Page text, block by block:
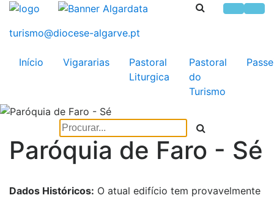
Início Vigararias
Pastoral
Liturgica
Pastoral
do
Turismo
Paróquia de Faro - Sé
Dados Históricos: O atual edifício tem provavelmente